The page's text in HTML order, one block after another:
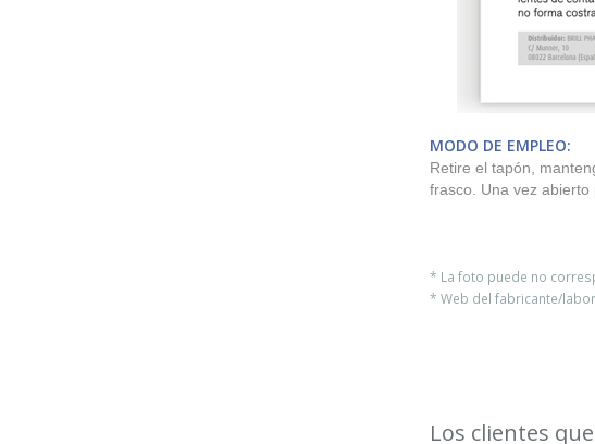
MODO DE EMPLEO:
Retire el tapón,
frasco. Una vez abierto
* La foto puede no
* Web del fabricante/
Los clientes